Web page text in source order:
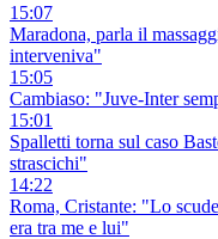
15:07
Maradona, parla il
interveniva"
15:05
Cambiaso: "Juve-Inter
15:01
Spalletti torna sul caso
strascichi"
14:22
Roma, Cristante: "Lo
era tra me e lui"